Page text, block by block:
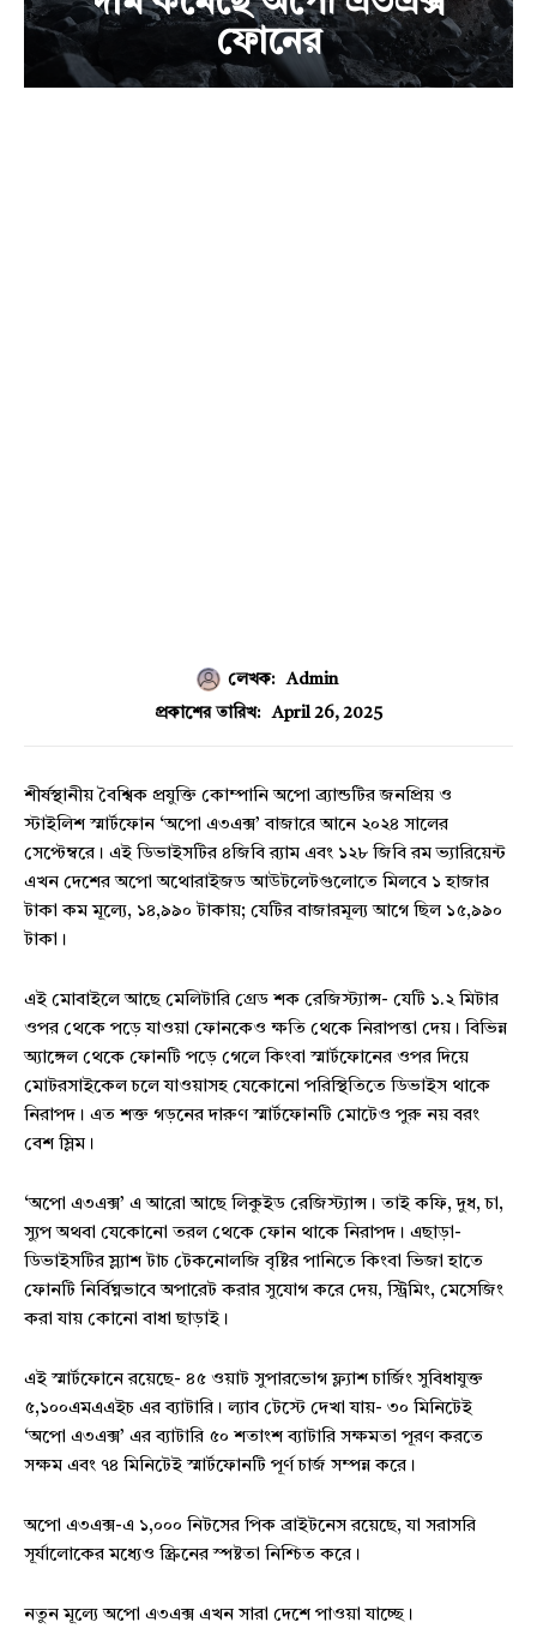
ফোনের
লেখক:
Admin
প্রকাশের তারিখ:
April 26, 2025
শীর্ষস্থানীয় বৈশ্বিক প্রযুক্তি কোম্পানি অপো ব্র্যান্ডটির জনপ্রিয় ও
স্টাইলিশ স্মার্টফোন ‘অপো এ৩এক্স’ বাজারে আনে ২০২৪ সালের
সেপ্টেম্বরে। এই ডিভাইসটির ৪জিবি র‍্যাম এবং ১২৮ জিবি রম ভ্যারিয়েন্ট
এখন দেশের অপো অথোরাইজড আউটলেটগুলোতে মিলবে ১ হাজার
টাকা কম মূল্যে, ১৪,৯৯০ টাকায়; যেটির বাজারমূল্য আগে ছিল ১৫,৯৯০
টাকা।
এই মোবাইলে আছে মেলিটারি গ্রেড শক রেজিস্ট্যান্স- যেটি ১.২ মিটার
ওপর থেকে পড়ে যাওয়া ফোনকেও ক্ষতি থেকে নিরাপত্তা দেয়। বিভিন্ন
অ্যাঙ্গেল থেকে ফোনটি পড়ে গেলে কিংবা স্মার্টফোনের ওপর দিয়ে
মোটরসাইকেল চলে যাওয়াসহ যেকোনো পরিস্থিতিতে ডিভাইস থাকে
নিরাপদ। এত শক্ত গড়নের দারুণ স্মার্টফোনটি মোটেও পুরু নয় বরং
বেশ স্লিম।
‘অপো এ৩এক্স’ এ আরো আছে লিকুইড রেজিস্ট্যান্স। তাই কফি, দুধ, চা,
স্যুপ অথবা যেকোনো তরল থেকে ফোন থাকে নিরাপদ। এছাড়া-
ডিভাইসটির স্ল্যাশ টাচ টেকনোলজি বৃষ্টির পানিতে কিংবা ভিজা হাতে
ফোনটি নির্বিঘ্নভাবে অপারেট করার সুযোগ করে দেয়, স্ট্রিমিং, মেসেজিং
করা যায় কোনো বাধা ছাড়াই।
এই স্মার্টফোনে রয়েছে- ৪৫ ওয়াট সুপারভোগ ফ্ল্যাশ চার্জিং সুবিধাযুক্ত
৫,১০০এমএএইচ এর ব্যাটারি। ল্যাব টেস্টে দেখা যায়- ৩০ মিনিটেই
‘অপো এ৩এক্স’ এর ব্যাটারি ৫০ শতাংশ ব্যাটারি সক্ষমতা পূরণ করতে
সক্ষম এবং ৭৪ মিনিটেই স্মার্টফোনটি পূর্ণ চার্জ সম্পন্ন করে।
অপো এ৩এক্স-এ ১,০০০ নিটসের পিক ব্রাইটনেস রয়েছে, যা সরাসরি
সূর্যালোকের মধ্যেও স্ক্রিনের স্পষ্টতা নিশ্চিত করে।
নতুন মূল্যে অপো এ৩এক্স এখন সারা দেশে পাওয়া যাচ্ছে।